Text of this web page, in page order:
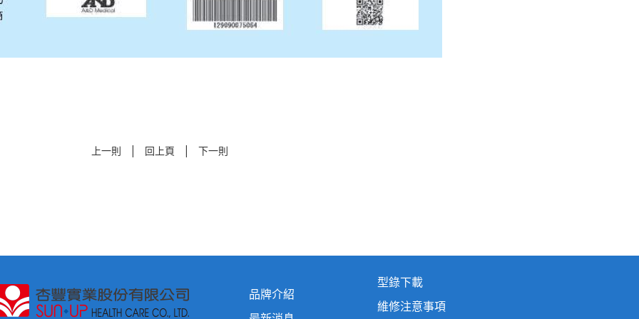
上一則 | 回上頁 | 下一則
品牌介紹
型錄下載
維修注意事項